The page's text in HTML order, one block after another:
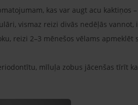
kas var augt acu kaktiņos
vismaz reizi divās nedēļās vannot,
reizi 2–3 mēnešos vēlams apmeklēt
mīluļa zobus jācenšas tīrīt